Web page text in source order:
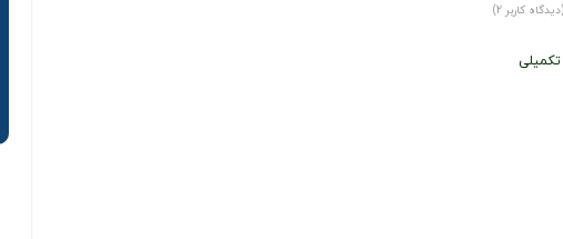
(دیدگاه کاربر 2
)